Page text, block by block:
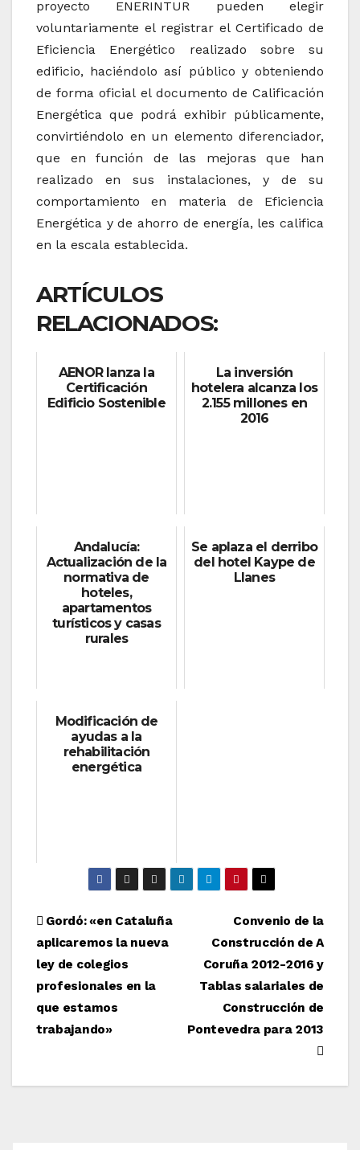
proyecto ENERINTUR pueden elegir
voluntariamente el registrar el Certificado de
Eficiencia Energético realizado sobre su
edificio, haciéndolo así público y obteniendo
de forma oficial el documento de Calificación
Energética que podrá exhibir públicamente,
convirtiéndolo en un elemento diferenciador,
que en función de las mejoras que han
realizado en sus instalaciones, y de su
comportamiento en materia de Eficiencia
Energética y de ahorro de energía, les califica
en la escala establecida.
ARTÍCULOS
RELACIONADOS:
AENOR lanza la
Certificación
Edificio Sostenible
La inversión
hotelera alcanza los
2.155 millones en
2016
Andalucía:
Actualización de la
normativa de
hoteles,
apartamentos
turísticos y casas
rurales
Se aplaza el derribo
del hotel Kaype de
Llanes
Modificación de
ayudas a la
rehabilitación
energética
Navegación
de
entradas
Convenio de la
Construcción de A
Coruña 2012-2016 y
Tablas salariales de
Construcción de
Pontevedra para 2013
Gordó: «en Cataluña
aplicaremos la nueva
ley de colegios
profesionales en la
que estamos
trabajando»